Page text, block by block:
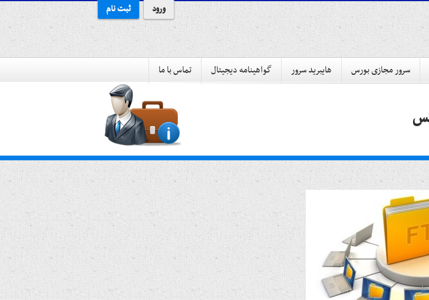
ثبت نام ورود
تماس با ما گواهینامه دیجیتال هایبرید سرور سرور مجازی بورس